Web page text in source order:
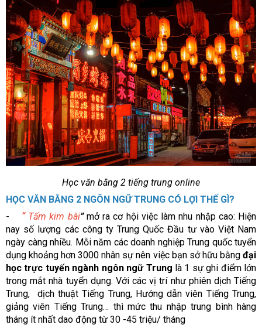
Học văn bằng 2 tiếng trung online
HỌC VĂN BẰNG 2 NGÔN NGỮ TRUNG CÓ LỢI THẾ GÌ?
-
“ Tấm kim bài”mở ra cơ hội việc làm nhu nhập cao: Hiện
nay số lượng các công ty Trung Quốc Đầu tư vào Việt Nam
ngày càng nhiều. Mỗi năm các doanh nghiệp Trung quốc tuyển
dụng khoảng hơn 3000 nhân sự nên việc bạn sở hữu bằng đại
học trực tuyến ngành ngôn ngữ Trung là 1 sự ghi điểm lớn
trong mắt nhà tuyển dụng. Với các vị trí như phiên dịch Tiếng
Trung, dịch thuật Tiếng Trung, Hướng dẫn viên Tiếng Trung,
giảng viên Tiếng Trung… thì mức thu nhập trung bình hàng
tháng ít nhất dao động từ 30 -45 triệu/ tháng